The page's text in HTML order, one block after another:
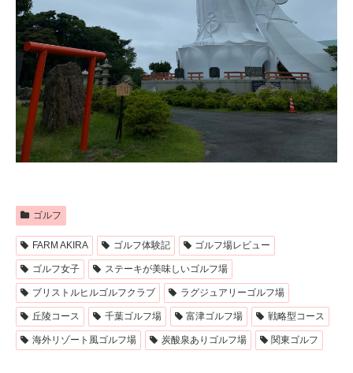
ゴルフ
FARM AKIRA ゴルフ体験記 ゴルフ場レビュー
ゴルフ女子 ステーキが美味しいゴルフ場
ブリストルヒルゴルフクラブ ラグジュアリーゴルフ場
丘陵コース 千葉ゴルフ場 富津ゴルフ場 戦略型コース
海外リゾート風ゴルフ場 炭酸泉ありゴルフ場 関東ゴルフ